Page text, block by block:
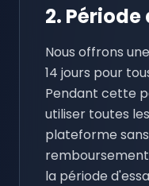
2.
Nous offrons
14 jours pour
Pendant cette
utiliser toutes
plateforme
la période